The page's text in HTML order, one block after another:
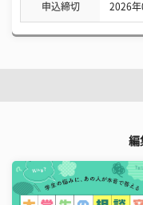
申込締切 2026年
編